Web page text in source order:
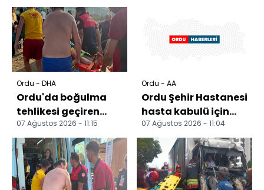
Ordu - DHA
Ordu'da boğulma
tehlikesi geçiren
kadın kurtarıldı
07 Ağustos 2026 - 11:15
Ordu - AA
Ordu Şehir Hastanesi
hasta kabulü için
gün sayıyor
07 Ağustos 2026 - 11:04